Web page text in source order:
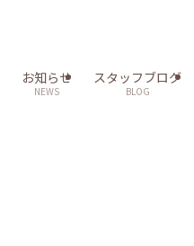
お知らせ
NEWS
スタッフブログ
BLOG